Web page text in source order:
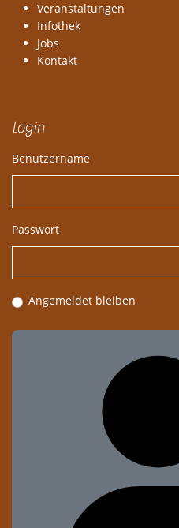
Veranstaltungen
Infothek
Jobs
Kontakt
login
Benutzername
Passwort
Angemeldet bleiben